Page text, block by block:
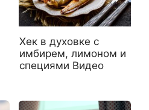
Хек в духовке с
имбирем, лимоном и
специями Видео